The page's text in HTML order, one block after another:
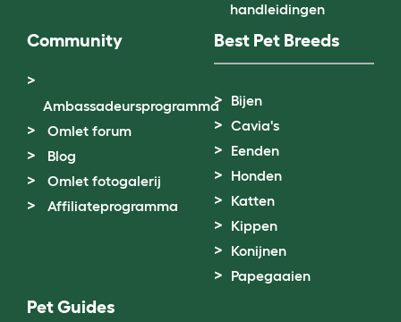
handleidingen
Community
Ambassadeursprogramma
Omlet forum
Blog
Omlet fotogalerij
Affiliateprogramma
Best Pet Breeds
Bijen
Cavia's
Eenden
Honden
Katten
Kippen
Konijnen
Papegaaien
Pet Guides